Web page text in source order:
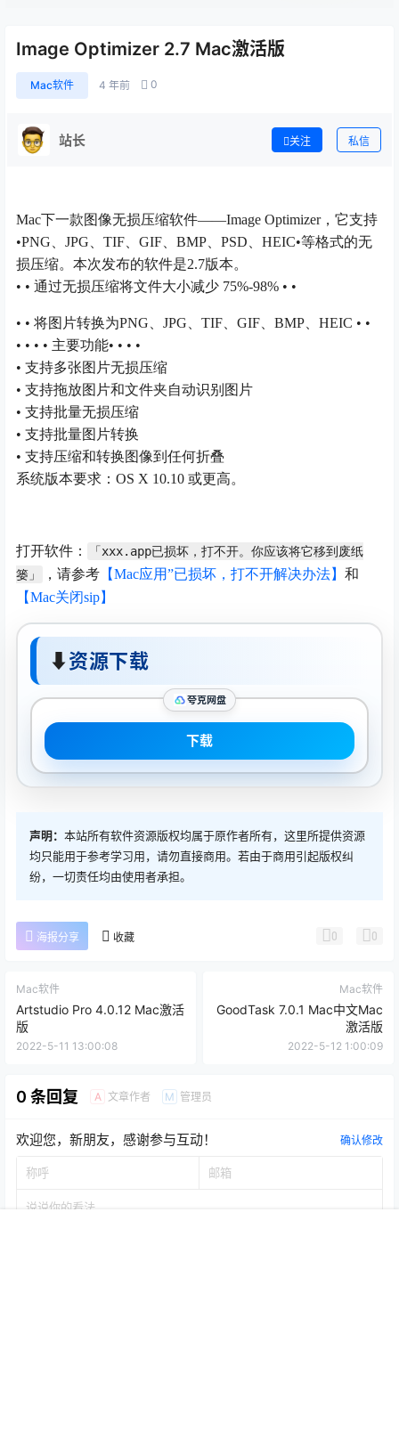
Image Optimizer 2.7 Mac激活版
Mac软件 4 年前 0
站长 关注 私信
Mac下一款图像无损压缩软件——Image Optimizer，它支持
•PNG、JPG、TIF、GIF、BMP、PSD、HEIC•等格式的无
损压缩。本次发布的软件是2.7版本。
• • 通过无损压缩将文件大小减少 75%-98% • •
• • 将图片转换为PNG、JPG、TIF、GIF、BMP、HEIC • •
• • • • 主要功能• • • •
• 支持多张图片无损压缩
• 支持拖放图片和文件夹自动识别图片
• 支持批量无损压缩
• 支持批量图片转换
• 支持压缩和转换图像到任何折叠
系统版本要求：OS X 10.10 或更高。
打开软件：
「xxx.app已损坏，打不开。你应该将它移到废纸
篓」
，请参考 【Mac应用”已损坏，打不开解决办法】 和
【Mac关闭sip】
⬇资源下载
夸克网盘
下载
声明： 本站所有软件资源版权均属于原作者所有，这里所提供资源
均只能用于参考学习用，请勿直接商用。若由于商用引起版权纠
纷，一切责任均由使用者承担。
海报分享 收藏 0 0
Mac软件
Artstudio Pro 4.0.12 Mac激活
版
2022-5-11 13:00:08
Mac软件
GoodTask 7.0.1 Mac中文Mac
激活版
2022-5-12 1:00:09
0 条回复 A 文章作者 M 管理员
欢迎您，新朋友，感谢参与互动！ 确认修改